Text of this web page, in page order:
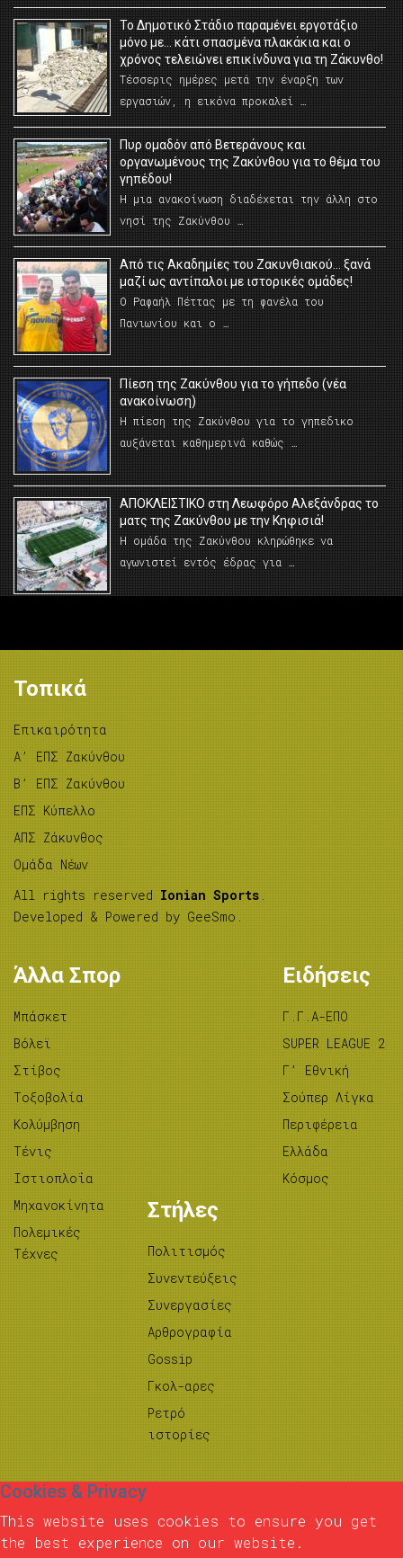
Το Δημοτικό Στάδιο παραμένει εργοτάξιο
μόνο με… κάτι σπασμένα πλακάκια και ο
χρόνος τελειώνει επικίνδυνα για τη Ζάκυνθο!
Τέσσερις ημέρες μετά την έναρξη των
εργασιών, η εικόνα προκαλεί …
Πυρ ομαδόν από Βετεράνους και
οργανωμένους της Ζακύνθου για το θέμα του
γηπέδου!
Η μια ανακοίνωση διαδέχεται την άλλη στο
νησί της Ζακύνθου …
Από τις Ακαδημίες του Ζακυνθιακού… ξανά
μαζί ως αντίπαλοι με ιστορικές ομάδες!
Ο Ραφαήλ Πέττας με τη φανέλα του
Πανιωνίου και ο …
Πίεση της Ζακύνθου για το γήπεδο (νέα
ανακοίνωση)
Η πίεση της Ζακύνθου για το γηπεδικο
αυξάνεται καθημερινά καθώς …
AΠΟΚΛΕΙΣΤΙΚΟ στη Λεωφόρο Αλεξάνδρας το
ματς της Ζακύνθου με την Κηφισιά!
Η ομάδα της Ζακύνθου κληρώθηκε να
αγωνιστεί εντός έδρας για …
Τοπικά
Επικαιρότητα
A’ ΕΠΣ Ζακύνθου
B’ ΕΠΣ Ζακύνθου
ΕΠΣ Κύπελλο
ΑΠΣ Ζάκυνθος
Ομάδα Νέων
All rights reserved Ionian Sports
Developed & Powered by GeeSmo
Άλλα Σπορ
Μπάσκετ
Βόλεϊ
Στίβος
Tοξοβολία
Κολύμβηση
Τένις
Ιστιοπλοΐα
Μηχανοκίνητα
Πολεμικές
Τέχνες
Ειδήσεις
Γ.Γ.Α-ΕΠΟ
SUPER LEAGUE 2
Γ’ Εθνική
Σούπερ Λίγκα
Περιφέρεια
Ελλάδα
Κόσμος
Στήλες
Πολιτισμός
Συνεντεύξεις
Συνεργασίες
Αρθρογραφία
Gossip
Γκολ-αρες
Ρετρό
ιστορίες
Cookies & Privacy
This website uses cookies to ensure you get
the best experience on our website.